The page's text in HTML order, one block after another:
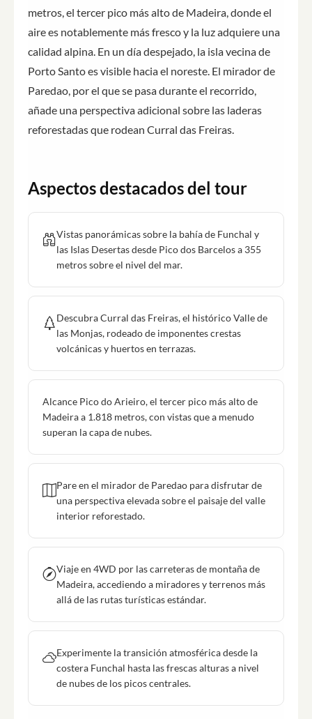
metros, el tercer pico más alto de Madeira, donde el
aire es notablemente más fresco y la luz adquiere una
calidad alpina. En un día despejado, la isla vecina de
Porto Santo es visible hacia el noreste. El mirador de
Paredao, por el que se pasa durante el recorrido,
añade una perspectiva adicional sobre las laderas
reforestadas que rodean Curral das Freiras.
Aspectos destacados del tour
Vistas panorámicas sobre la bahía de Funchal y
las Islas Desertas desde Pico dos Barcelos a 355
metros sobre el nivel del mar.
Descubra Curral das Freiras, el histórico Valle de
las Monjas, rodeado de imponentes crestas
volcánicas y huertos en terrazas.
Alcance Pico do Arieiro, el tercer pico más alto de
Madeira a 1.818 metros, con vistas que a menudo
superan la capa de nubes.
Pare en el mirador de Paredao para disfrutar de
una perspectiva elevada sobre el paisaje del valle
interior reforestado.
Viaje en 4WD por las carreteras de montaña de
Madeira, accediendo a miradores y terrenos más
allá de las rutas turísticas estándar.
Experimente la transición atmosférica desde la
costera Funchal hasta las frescas alturas a nivel
de nubes de los picos centrales.